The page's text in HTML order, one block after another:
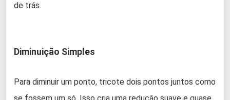
de trás.
Diminuição Simples
Para diminuir um ponto, tricote dois pontos juntos como